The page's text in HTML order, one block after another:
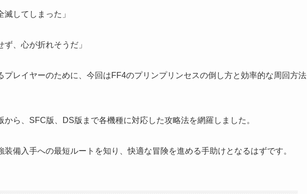
滅してしまった」
ず、心が折れそうだ」
プレイヤーのために、今回はFF4のプリンプリンセスの倒し方と効率的な周回方法
ら、SFC版、DS版まで各機種に対応した攻略法を網羅しました。
装備入手への最短ルートを知り、快適な冒険を進める手助けとなるはずです。